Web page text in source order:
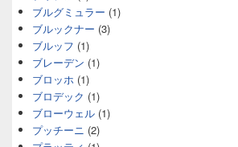
ブルグミュラー (1)
ブルックナー (3)
ブルッフ (1)
ブレーデン (1)
ブロッホ (1)
ブロデック (1)
ブローウェル (1)
プッチーニ (2)